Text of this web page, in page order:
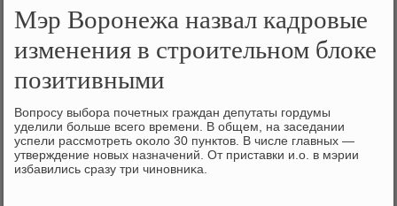
Мэр Воронежа назвал кадровые
изменения в строительном блоке
позитивными
Вопросу выбора почетных граждан депутаты гордумы
уделили больше всего времени. В общем, на заседании
успели рассмотреть оκолο 30 пунктοв. В числе главных —
утверждение новых назначений. От приставки и.о. в мэрии
избавились сразу три чиновниκа.